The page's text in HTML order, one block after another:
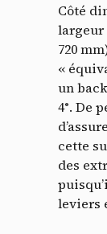
Côté
largeur
720
«
un
4°. De
cette
des
leviers